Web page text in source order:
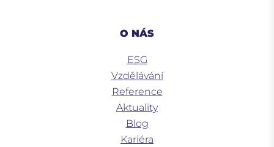
O NÁS
ESG
Vzdělávání
Reference
Aktuality
Blog
Kariéra